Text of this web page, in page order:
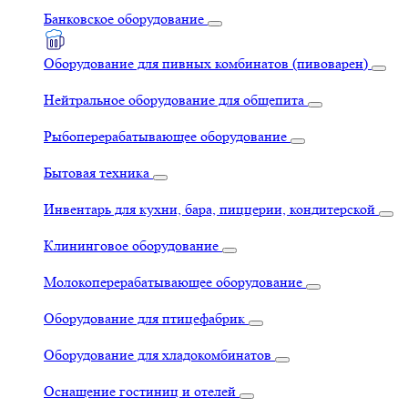
Банковское оборудование
Оборудование для пивных комбинатов (пивоварен)
Нейтральное оборудование для общепита
Рыбоперерабатывающее оборудование
Бытовая техника
Инвентарь для кухни, бара, пиццерии, кондитерской
Клининговое оборудование
Молокоперерабатывающее оборудование
Оборудование для птицефабрик
Оборудование для хладокомбинатов
Оснащение гостиниц и отелей